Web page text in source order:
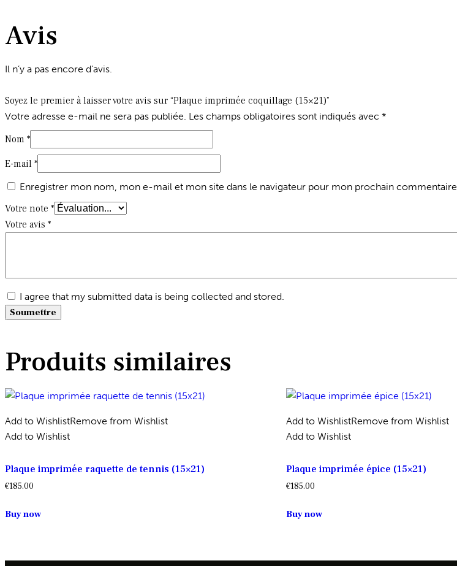
Avis
Il n’y a pas encore d’avis.
Soyez le premier à laisser votre avis sur “Plaque imprimée coquillage (15×21)”
Votre adresse e-mail ne sera pas publiée. Les champs obligatoires sont indiqués avec *
Nom *
E-mail *
Enregistrer mon nom, mon e-mail et mon site dans le navigateur pour mon prochain commentaire.
Votre note *
Votre avis *
I agree that my submitted data is being collected and stored.
Produits similaires
Add to WishlistRemove from Wishlist
Add to Wishlist
Plaque imprimée raquette de tennis (15×21)
€185.00
Buy now
Add to WishlistRemove from Wishlist
Add to Wishlist
Plaque imprimée épice (15×21)
€185.00
Buy now